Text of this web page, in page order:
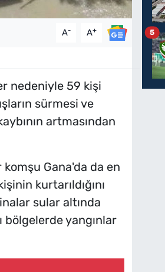
A- A+
nedeniyle 59 kişi
sürmesi ve
artmasından
Gana'da da en
kurtarıldığını
sular altında
bölgelerde yangınlar
5